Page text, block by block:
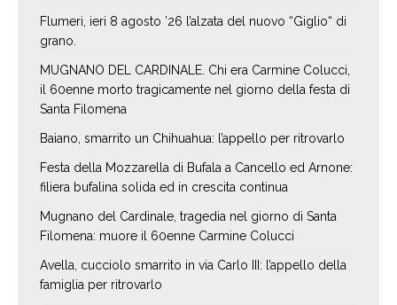
Flumeri, ieri 8 agosto ’26 l’alzata del nuovo “Giglio“ di
grano.
MUGNANO DEL CARDINALE. Chi era Carmine Colucci,
il 60enne morto tragicamente nel giorno della festa di
Santa Filomena
Baiano, smarrito un Chihuahua: l’appello per ritrovarlo
Festa della Mozzarella di Bufala a Cancello ed Arnone:
filiera bufalina solida ed in crescita continua
Mugnano del Cardinale, tragedia nel giorno di Santa
Filomena: muore il 60enne Carmine Colucci
Avella, cucciolo smarrito in via Carlo III: l’appello della
famiglia per ritrovarlo